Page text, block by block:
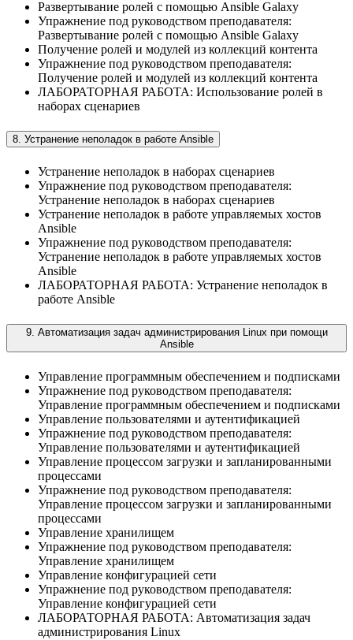
Развертывание ролей с помощью Ansible Galaxy
Упражнение под руководством преподавателя:
Развертывание ролей с помощью Ansible Galaxy
Получение ролей и модулей из коллекций контента
Упражнение под руководством преподавателя:
Получение ролей и модулей из коллекций контента
ЛАБОРАТОРНАЯ РАБОТА: Использование ролей в
наборах сценариев
8. Устранение неполадок в работе Ansible
Устранение неполадок в наборах сценариев
Упражнение под руководством преподавателя:
Устранение неполадок в наборах сценариев
Устранение неполадок в работе управляемых хостов
Ansible
Упражнение под руководством преподавателя:
Устранение неполадок в работе управляемых хостов
Ansible
ЛАБОРАТОРНАЯ РАБОТА: Устранение неполадок в
работе Ansible
9. Автоматизация задач администрирования Linux при помощи
Ansible
Управление программным обеспечением и подписками
Упражнение под руководством преподавателя:
Управление программным обеспечением и подписками
Управление пользователями и аутентификацией
Упражнение под руководством преподавателя:
Управление пользователями и аутентификацией
Управление процессом загрузки и запланированными
процессами
Упражнение под руководством преподавателя:
Управление процессом загрузки и запланированными
процессами
Управление хранилищем
Упражнение под руководством преподавателя:
Управление хранилищем
Управление конфигурацией сети
Упражнение под руководством преподавателя:
Управление конфигурацией сети
ЛАБОРАТОРНАЯ РАБОТА: Автоматизация задач
администрирования Linux